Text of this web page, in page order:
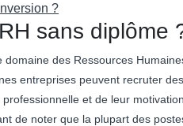
?
sans diplôme
domaine des Ressources
entreprises peuvent recruter
et de leur
de noter que la plupart des